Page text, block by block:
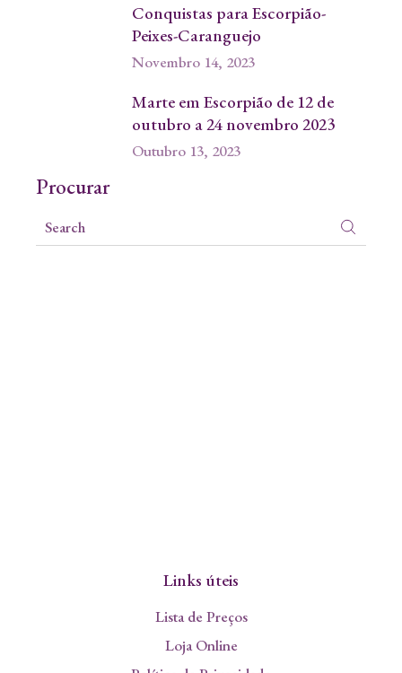
Conquistas para Escorpião-
Peixes-Caranguejo
Novembro 14, 2023
Marte em Escorpião de 12 de
outubro a 24 novembro 2023
Outubro 13, 2023
Procurar
Links úteis
Lista de Preços
Loja Online